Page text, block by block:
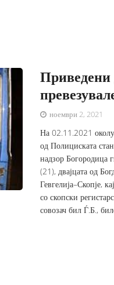
Приведени
ноември 2, 2021
На 02.11.2021
од Полициската
надзор Богородица
(21), двајцата од
Гевгелија–Скопје,
со скопски
совозач бил Ѓ.Б.,